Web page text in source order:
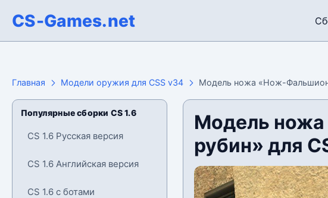
CS-Games.net
Главная Модели оружия для CSS v34 Модель ножа «Нож-
Популярные сборки CS 1.6
CS 1.6 Русская версия
CS 1.6 Английская версия
CS 1.6 с ботами
Модель
рубин» для